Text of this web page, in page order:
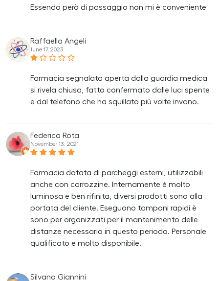
Essendo però di passaggio non mi è conveniente
Raffaella Angeli
June 17, 2023
Farmacia segnalata aperta dalla guardia medica
si rivela chiusa, fatto confermato dalle luci spente
e dal telefono che ha squillato più volte invano.
Federica Rota
November 13, 2021
Farmacia dotata di parcheggi esterni, utilizzabili
anche con carrozzine. Internamente è molto
luminosa e ben rifinita, diversi prodotti sono alla
portata del cliente. Eseguono tamponi rapidi è
sono per organizzati per il mantenimento delle
distanze necessario in questo periodo. Personale
qualificato e molto disponibile.
Silvano Giannini